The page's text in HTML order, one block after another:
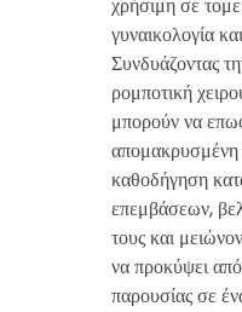
χρήσιμη σε
γυναικολογία
Συνδυάζοντας
ρομποτική
μπορούν να
καθοδήγηση
επεμβάσεων,
τους και
να προκύψει
παρουσίας σε